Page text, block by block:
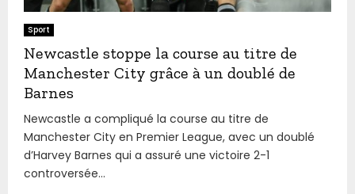
Sport
Newcastle stoppe la course au titre de
Manchester City grâce à un doublé de
Barnes
Newcastle a compliqué la course au titre de
Manchester City en Premier League, avec un doublé
d’Harvey Barnes qui a assuré une victoire 2-1
controversée...